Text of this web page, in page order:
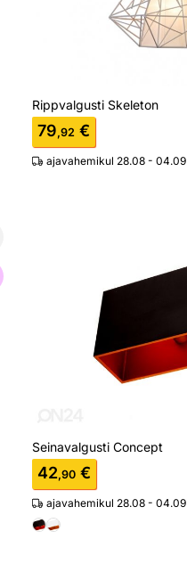
Rippvalgusti Skeleton
79,92 €
ajavahemikul 28.08 - 04.09
Seinavalgusti Concept
42,90€
ajavahemikul 28.08 - 04.09